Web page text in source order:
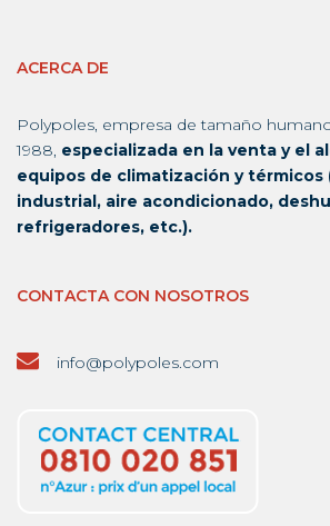
ACERCA DE
Polypoles, empresa de tamaño
1988, especializada en la venta y el
equipos de climatización y térmicos
industrial, aire acondicionado,
refrigeradores, etc.).
CONTACTA CON NOSOTROS
info@polypoles.com